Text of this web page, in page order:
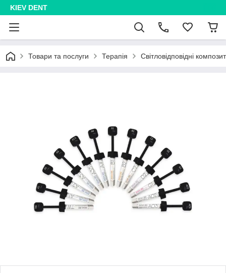
KIEV DENT
Товари та послуги Терапія Світловідповідні